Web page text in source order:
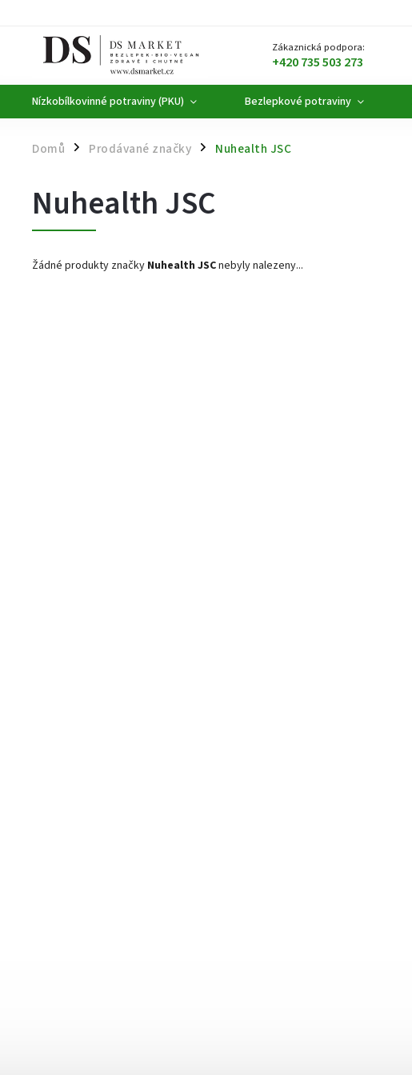
Zákaznická podpora:
+420 735 503 273
Nízkobílkovinné potraviny (PKU) Bezlepkové potraviny
Domů / Prodávané značky / Nuhealth JSC
Nuhealth JSC
Žádné produkty značky Nuhealth JSCnebyly nalezeny...